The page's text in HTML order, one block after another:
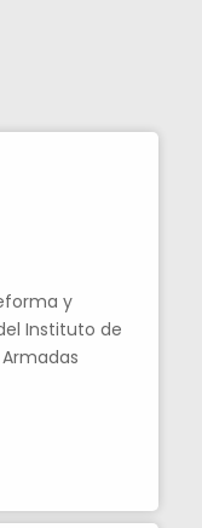
y
Instituto de